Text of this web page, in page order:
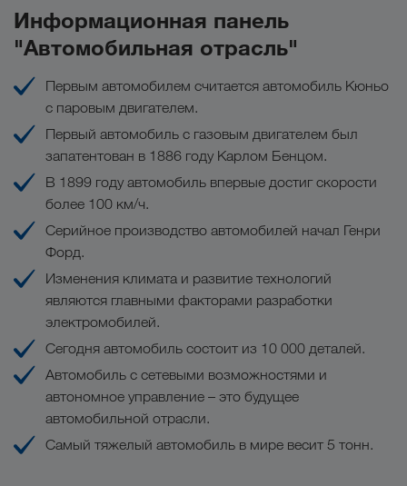
Ваши преимущества при комбинированной
перевозке грузов:
Грузоподъемность до 29 тонн
Высокая гибкость при организации
погрузок и разгрузок
Отсутствие пробок и запретов движения
В 2025 году LKW WALTER осуществил более чем
592 000 интермодальных перевозок по всей
Европе и таким образом снизил выбросы CO
на 375 000 .
Комбинированные перевозки
Системы телематики во всех трейлерах
Сертификат о соответствии требованиям
20 крепежных ремней
Оснащение при выполнении
комбинированных перевозок
Информационная панель
"Автомобильная отрасль"
Первым автомобилем считается автомобиль Кюньо
с паровым двигателем.
Первый автомобиль с газовым двигателем был
запатентован в 1886 году Карлом Бенцом.
В 1899 году автомобиль впервые достиг скорости
более 100 км/ч.
Серийное производство автомобилей начал Генри
Форд.
Изменения климата и развитие технологий
являются главными факторами разработки
электромобилей.
Сегодня автомобиль состоит из 10 000 деталей.
Автомобиль с сетевыми возможностями и
автономное управление – это будущее
автомобильной отрасли.
Самый тяжелый автомобиль в мире весит 5 тонн.